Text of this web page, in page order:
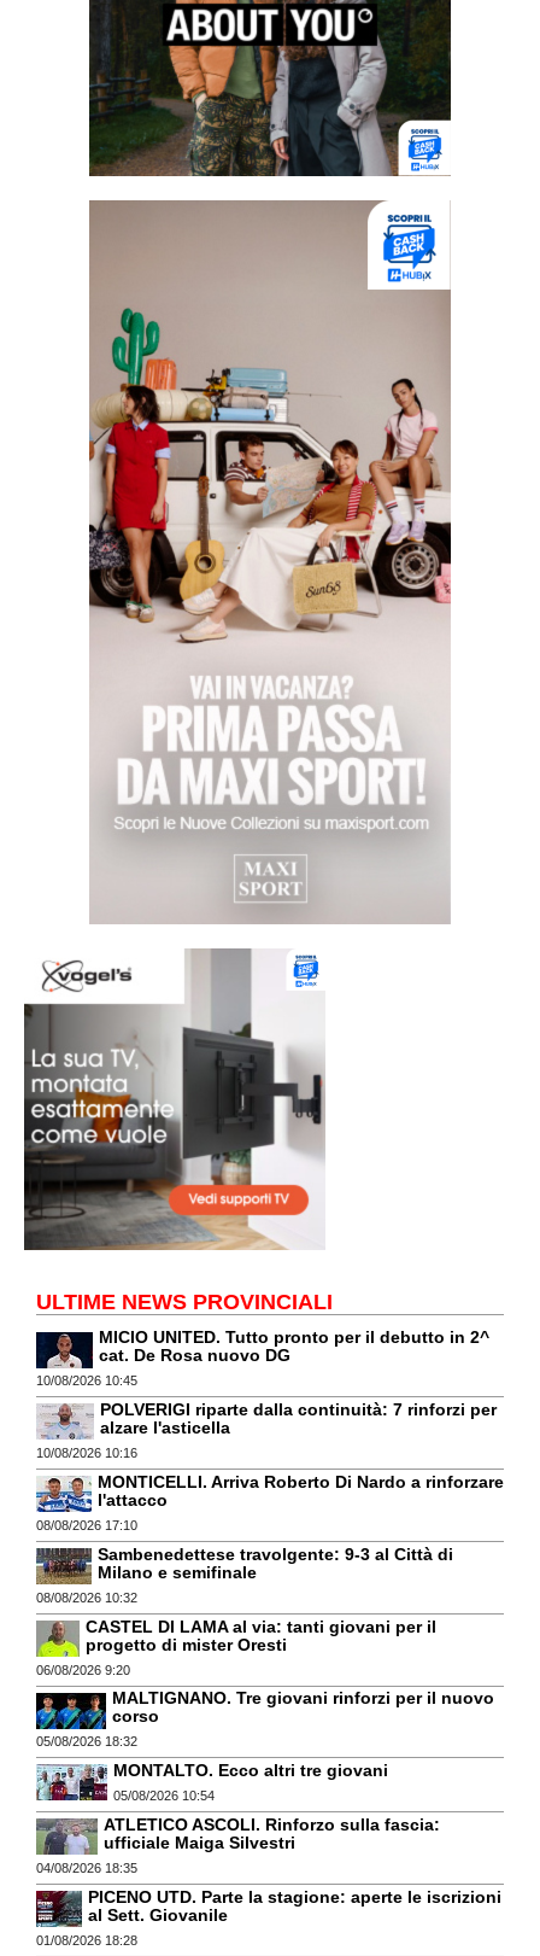
ULTIME NEWS PROVINCIALI
MICIO UNITED. Tutto pronto per il debutto in 2^
cat. De Rosa nuovo DG
10/08/2026 10:45
POLVERIGI riparte dalla continuità: 7 rinforzi per
alzare l'asticella
10/08/2026 10:16
MONTICELLI. Arriva Roberto Di Nardo a rinforzare
l'attacco
08/08/2026 17:10
Sambenedettese travolgente: 9-3 al Città di
Milano e semifinale
08/08/2026 10:32
CASTEL DI LAMA al via: tanti giovani per il
progetto di mister Oresti
06/08/2026 9:20
MALTIGNANO. Tre giovani rinforzi per il nuovo
corso
05/08/2026 18:32
MONTALTO. Ecco altri tre giovani
05/08/2026 10:54
ATLETICO ASCOLI. Rinforzo sulla fascia:
ufficiale Maiga Silvestri
04/08/2026 18:35
PICENO UTD. Parte la stagione: aperte le iscrizioni
al Sett. Giovanile
01/08/2026 18:28